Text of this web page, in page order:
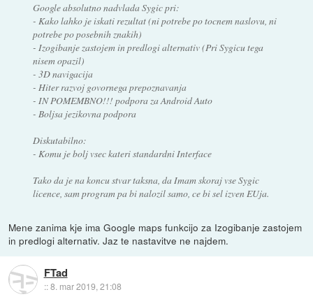
Google absolutno nadvlada Sygic pri:
- Kako lahko je iskati rezultat (ni potrebe po tocnem naslovu, ni
potrebe po posebnih znakih)
- Izogibanje zastojem in predlogi alternativ (Pri Sygicu tega
nisem opazil)
- 3D navigacija
- Hiter razvoj govornega prepoznavanja
- IN POMEMBNO!!! podpora za Android Auto
- Boljsa jezikovna podpora
Diskutabilno:
- Komu je bolj vsec kateri standardni Interface
Tako da je na koncu stvar taksna, da Imam skoraj vse Sygic
licence, sam program pa bi nalozil samo, ce bi sel izven EUja.
Mene zanima kje ima Google maps funkcijo za Izogibanje zastojem
in predlogi alternativ. Jaz te nastavitve ne najdem.
FTad
::8. mar 2019, 21:08